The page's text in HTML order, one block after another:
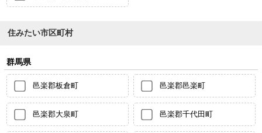
住みたい市区町村
群馬県
邑楽郡板倉町 邑楽郡邑楽町
邑楽郡大泉町 邑楽郡千代田町